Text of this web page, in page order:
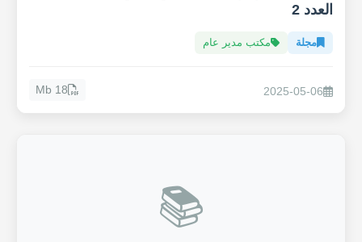
العدد 2
مجلة مكتب مدير عام
2025-05-06
18 Mb
📚